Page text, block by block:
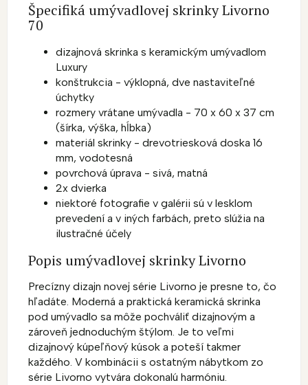
Špecifiká umývadlovej skrinky Livorno
70
dizajnová skrinka s keramickým umývadlom
Luxury
konštrukcia - výklopná, dve nastaviteľné
úchytky
rozmery vrátane umývadla - 70 x 60 x 37 cm
(šírka, výška, hĺbka)
materiál skrinky - drevotriesková doska 16
mm, vodotesná
povrchová úprava - sivá, matná
2x dvierka
niektoré fotografie v galérii sú v lesklom
prevedení a v iných farbách, preto slúžia na
ilustračné účely
Popis umývadlovej skrinky Livorno
Precízny dizajn novej série Livorno je presne to, čo
hľadáte. Moderná a praktická keramická skrinka
pod umývadlo sa môže pochváliť dizajnovým a
zároveň jednoduchým štýlom. Je to veľmi
dizajnový kúpeľňový kúsok a poteší takmer
každého. V kombinácii s ostatným nábytkom zo
série Livorno vytvára dokonalú harmóniu.